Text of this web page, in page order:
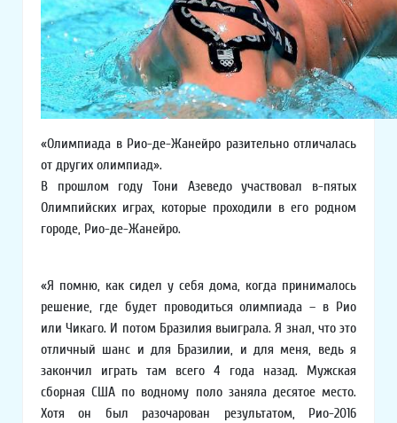
«Олимпиада в Рио-де-Жанейро разительно отличалась
от других олимпиад».
В прошлом году Тони Азеведо участвовал в-пятых
Олимпийских играх, которые проходили в его родном
городе, Рио-де-Жанейро.
«Я помню, как сидел у себя дома, когда принималось
решение, где будет проводиться олимпиада – в Рио
или Чикаго. И потом Бразилия выиграла. Я знал, что это
отличный шанс и для Бразилии, и для меня, ведь я
закончил играть там всего 4 года назад. Мужская
сборная США по водному поло заняла десятое место.
Хотя он был разочарован результатом, Рио-2016